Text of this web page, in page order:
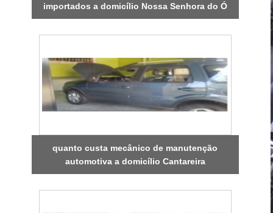
importados a domicílio Nossa Senhora do Ó
quanto custa mecânico de manutenção
automotiva a domicílio Cantareira